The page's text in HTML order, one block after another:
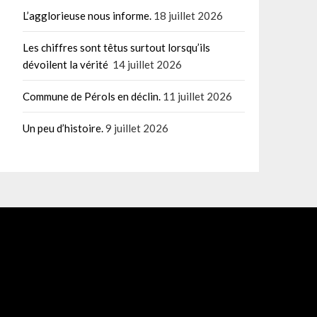
L’agglorieuse nous informe. 18 juillet 2026
Les chiffres sont têtus surtout lorsqu’ils
dévoilent la vérité 14 juillet 2026
Commune de Pérols en déclin. 11 juillet 2026
Un peu d’histoire.9 juillet 2026